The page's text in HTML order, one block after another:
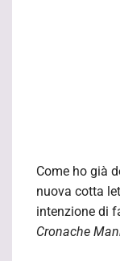
Come ho già
nuova cotta
intenzione di
Cronache